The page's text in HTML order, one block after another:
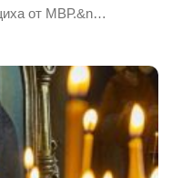
от МВР.&n…